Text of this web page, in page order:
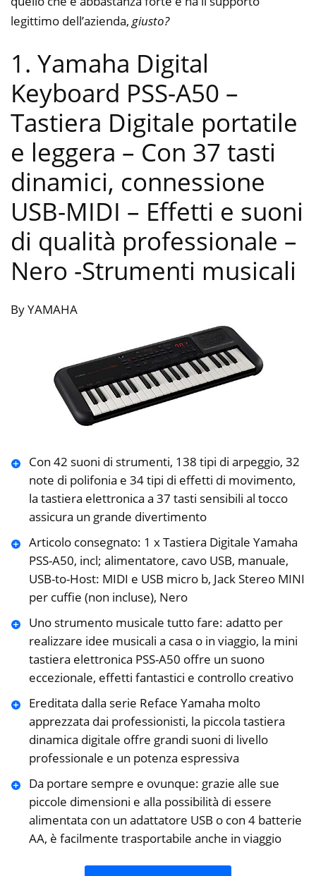
legittimo dell’azienda, giusto?
1. Yamaha Digital
Keyboard PSS-A50 –
Tastiera Digitale portatile
e leggera – Con 37 tasti
dinamici, connessione
USB-MIDI – Effetti e suoni
di qualità professionale –
Nero -Strumenti musicali
By YAMAHA
Con 42 suoni di strumenti, 138 tipi di arpeggio, 32
note di polifonia e 34 tipi di effetti di movimento,
la tastiera elettronica a 37 tasti sensibili al tocco
assicura un grande divertimento
Articolo consegnato: 1 x Tastiera Digitale Yamaha
PSS-A50, incl; alimentatore, cavo USB, manuale,
USB-to-Host: MIDI e USB micro b, Jack Stereo MINI
per cuffie (non incluse), Nero
Uno strumento musicale tutto fare: adatto per
realizzare idee musicali a casa o in viaggio, la mini
tastiera elettronica PSS-A50 offre un suono
eccezionale, effetti fantastici e controllo creativo
Ereditata dalla serie Reface Yamaha molto
apprezzata dai professionisti, la piccola tastiera
dinamica digitale offre grandi suoni di livello
professionale e un potenza espressiva
Da portare sempre e ovunque: grazie alle sue
piccole dimensioni e alla possibilità di essere
alimentata con un adattatore USB o con 4 batterie
AA, è facilmente trasportabile anche in viaggio